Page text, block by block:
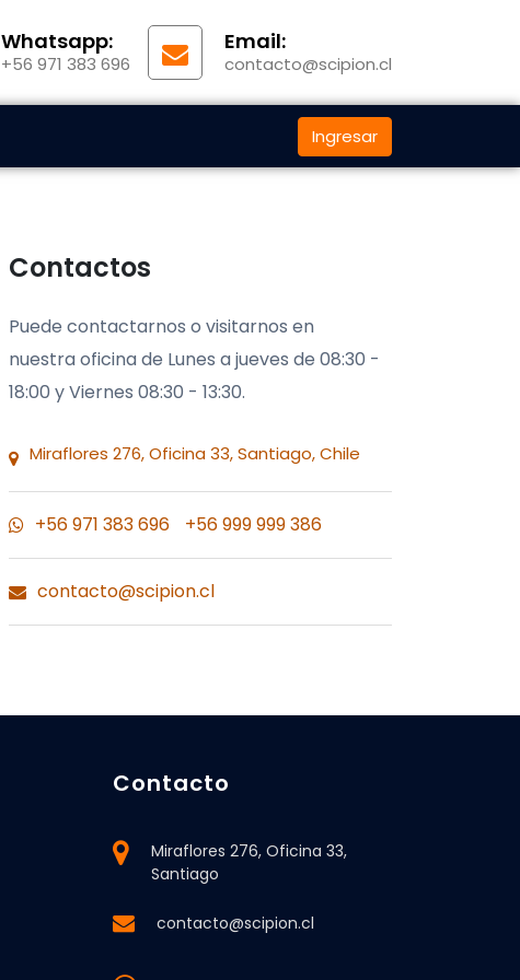
Whatsapp:
+56 971 383 696
Email:
contacto@scipion.cl
Ingresar
Contactos
Puede contactarnos o visitarnos en
nuestra oficina de Lunes a jueves de 08:30 -
18:00 y Viernes 08:30 - 13:30.
Miraflores 276, Oficina 33, Santiago, Chile
+56 971 383 696 +56 999 999 386
contacto@scipion.cl
Contacto
Miraflores 276, Oficina 33,
Santiago
contacto@scipion.cl